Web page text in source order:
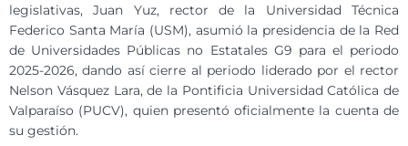
legislativas, Juan Yuz, rector de la Universidad Técnica
Federico Santa María (USM), asumió la presidencia de la Red
de Universidades Públicas no Estatales G9 para el periodo
2025-2026, dando así cierre al periodo liderado por el rector
Nelson Vásquez Lara, de la Pontificia Universidad Católica de
Valparaíso (PUCV), quien presentó oficialmente la cuenta de
su gestión.